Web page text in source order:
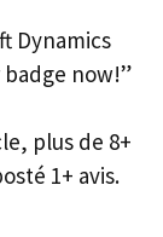
Dynamics
badge now!”
plus de 8+
1+ avis.